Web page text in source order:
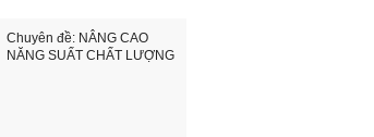
Chuyên đề: NÂNG CAO
NĂNG SUẤT CHẤT LƯỢNG